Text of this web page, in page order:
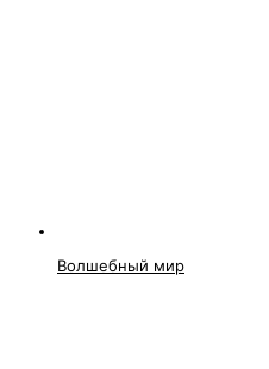
Волшебный мир